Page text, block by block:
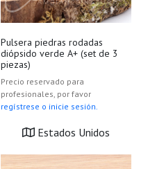
Pulsera piedras rodadas
diópsido verde A+ (set de 3
piezas)
Precio reservado para
profesionales, por favor
regístrese o inicie sesión.
Estados Unidos